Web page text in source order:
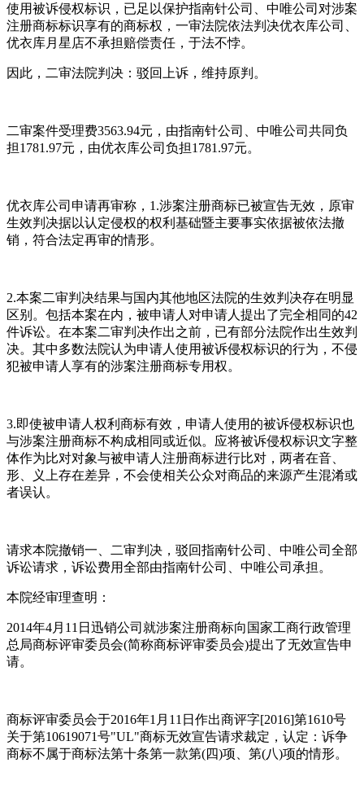
使用被诉侵权标识，已足以保护指南针公司、中唯公司对涉案
注册商标标识享有的商标权，一审法院依法判决优衣库公司、
优衣库月星店不承担赔偿责任，于法不悖。
因此，二审法院判决：驳回上诉，维持原判。
二审案件受理费3563.94元，由指南针公司、中唯公司共同负
担1781.97元，由优衣库公司负担1781.97元。
优衣库公司申请再审称，1.涉案注册商标已被宣告无效，原审
生效判决据以认定侵权的权利基础暨主要事实依据被依法撤
销，符合法定再审的情形。
2.本案二审判决结果与国内其他地区法院的生效判决存在明显
区别。包括本案在内，被申请人对申请人提出了完全相同的42
件诉讼。在本案二审判决作出之前，已有部分法院作出生效判
决。其中多数法院认为申请人使用被诉侵权标识的行为，不侵
犯被申请人享有的涉案注册商标专用权。
3.即使被申请人权利商标有效，申请人使用的被诉侵权标识也
与涉案注册商标不构成相同或近似。应将被诉侵权标识文字整
体作为比对对象与被申请人注册商标进行比对，两者在音、
形、义上存在差异，不会使相关公众对商品的来源产生混淆或
者误认。
请求本院撤销一、二审判决，驳回指南针公司、中唯公司全部
诉讼请求，诉讼费用全部由指南针公司、中唯公司承担。
本院经审理查明：
2014年4月11日迅销公司就涉案注册商标向国家工商行政管理
总局商标评审委员会(简称商标评审委员会)提出了无效宣告申
请。
商标评审委员会于2016年1月11日作出商评字[2016]第1610号
关于第10619071号"UL"商标无效宣告请求裁定，认定：诉争
商标不属于商标法第十条第一款第(四)项、第(八)项的情形。